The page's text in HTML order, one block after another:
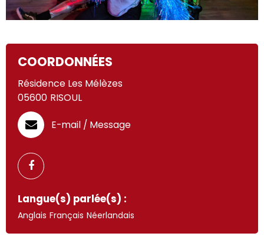
COORDONNÉES
Résidence Les Mélèzes
05600 RISOUL
E-mail / Message
Langue(s) parlée(s) :
Anglais Français Néerlandais